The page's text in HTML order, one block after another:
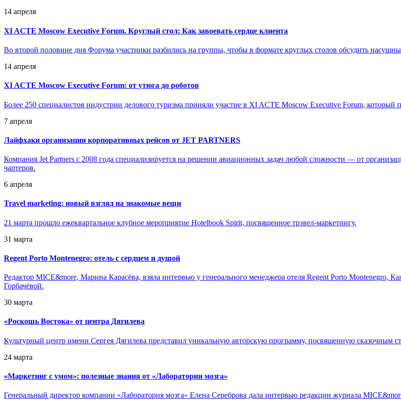
14 апреля
XI ACTE Moscow Executive Forum. Круглый стол: Как завоевать сердце клиента
Во второй половине дня Форума участники разбились на группы, чтобы в формате круглых столов обсудить
14 апреля
XI ACTE Moscow Executive Forum: от утюга до роботов
Более 250 специалистов индустрии делового туризма приняли участие в XI ACTE Moscow Executive Forum,
7 апреля
Лайфхаки организации корпоративных рейсов от JET PARTNERS
Компания Jet Partners с 2008 года специализируется на решении авиационных задач любой сложности — от
чартеров.
6 апреля
Travel marketing: новый взгляд на знакомые вещи
21 марта прошло ежеквартальное клубное мероприятие Hotelbook Spirit, посвященное трэвел-маркетингу.
31 марта
Regent Porto Montenegro: отель с сердцем и душой
Редактор MICE&more, Марина Карасёва, взяла интервью у генерального менеджера отеля Regent Porto Montenegro,
Горбачёвой.
30 марта
«Роскошь Востока» от центра Дягилева
Культурный центр имени Сергея Дягилева представил уникальную авторскую программу, посвященную сказочным
24 марта
«Маркетинг с умом»: полезные знания от «Лаборатории мозга»
Генеральный директор компании «Лаборатория мозга» Елена Сереброва дала интервью редакции журнала